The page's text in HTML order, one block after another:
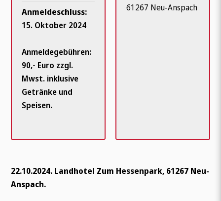
Anmeldeschluss:
15. Oktober 2024
Anmeldegebühren:
90,- Euro zzgl.
Mwst. inklusive
Getränke und
Speisen.
61267 Neu-Anspach
22.10.2024. Landhotel Zum Hessenpark, 61267 Neu-
Anspach.